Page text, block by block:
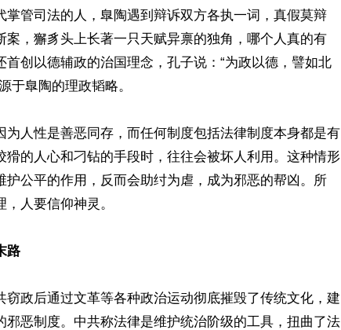
掌管司法的人，臯陶遇到辩诉双方各执一词，真假莫辩
案，獬豸头上长著一只天赋异禀的独角，哪个人真的有
创以德辅政的治国理念，孔子说：“为政以德，譬如北
于臯陶的理政韬略。
人性是善恶同存，而任何制度包括法律制度本身都是有
的人心和刁钻的手段时，往往会被坏人利用。这种情形
公平的作用，反而会助纣为虐，成为邪恶的帮凶。所
人要信仰神灵。
路
窃政后通过文革等各种政治运动彻底摧毁了传统文化，建
邪恶制度。中共称法律是维护统治阶级的工具，扭曲了法